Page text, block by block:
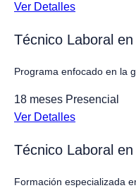
Ver Detalles
Técnico Laboral
Programa enfocado en la
18 meses Presencial
Ver Detalles
Técnico Laboral
Formación especializada